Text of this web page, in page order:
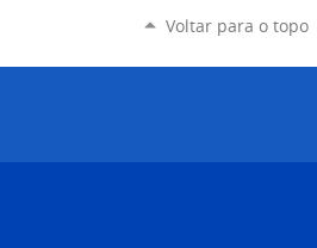
Voltar para o topo